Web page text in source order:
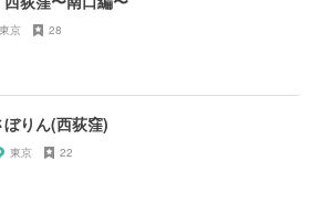
東京 28
りん(西荻窪)
東京 22